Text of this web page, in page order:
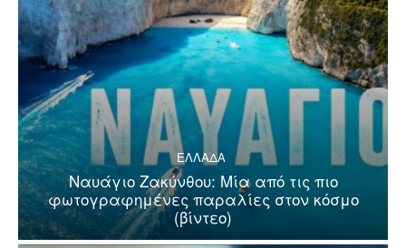
ΕΛΛΑΔΑ
Ναυάγιο Ζακύνθου: Μία από τις πιο
φωτογραφημένες παραλίες στον κόσμο
(βίντεο)